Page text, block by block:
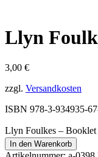
Llyn
3,00 €
zzgl. Versandkosten
ISBN 978-3-934935-
Llyn Foulkes – Booklet
In den Warenkorb